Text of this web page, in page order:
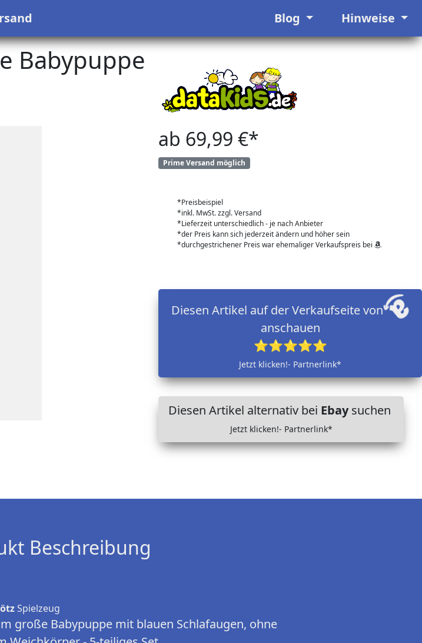
Blog Hinweise
Babypuppe
ab 69,99 €*
Prime Versand möglich
*Preisbeispiel
*inkl. MwSt. zzgl. Versand
*Lieferzeit unterschiedlich - je nach Anbieter
*der Preis kann sich jederzeit ändern und höher sein
*durchgestrichener Preis war ehemaliger Verkaufspreis bei
Diesen Artikel auf der Verkaufseite von
anschauen
⭐⭐⭐⭐⭐
Jetzt klicken!- Partnerlink*
Diesen Artikel alternativ bei Ebaysuchen
Jetzt klicken!- Partnerlink*
Beschreibung
Spielzeug
große Babypuppe mit blauen Schlafaugen, ohne